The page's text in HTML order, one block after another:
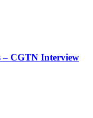
– CGTN Interview